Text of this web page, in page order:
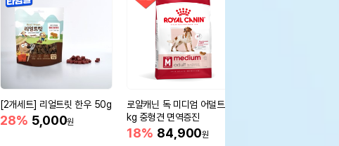
[2개세트] 리얼트릿 한우 50g
28% 5,000원
로얄캐닌 독 미디엄 어덜트 10
kg 중형견 면역증진
18% 84,900원